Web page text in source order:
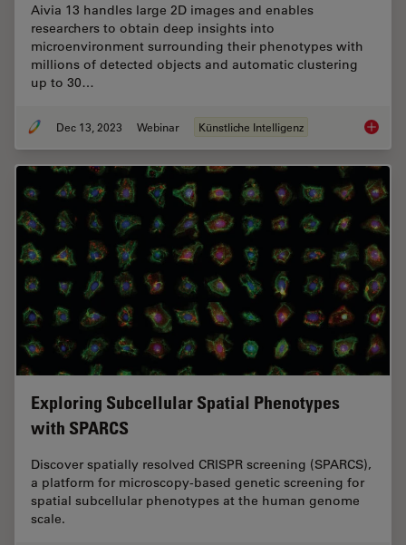
Aivia 13 handles large 2D images and enables
researchers to obtain deep insights into
microenvironment surrounding their phenotypes with
millions of detected objects and automatic clustering
up to 30…
Dec 13, 2023 Webinar Künstliche Intelligenz
Exploring Subcellular Spatial Phenotypes
with SPARCS
Discover spatially resolved CRISPR screening (SPARCS),
a platform for microscopy-based genetic screening for
spatial subcellular phenotypes at the human genome
scale.